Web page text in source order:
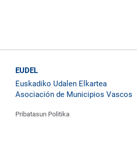
EUDEL
Euskadiko Udalen Elkartea
Asociación de Municipios Vascos
Pribatasun Politika